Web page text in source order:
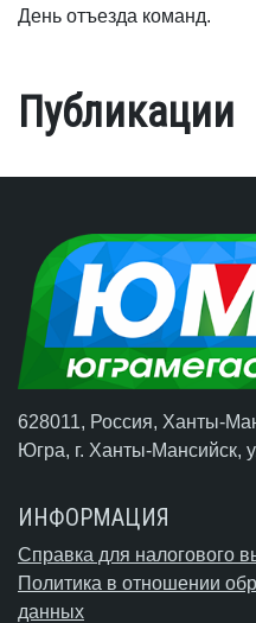
День отъезда команд.
Публикации
628011, Россия, Ханты-
Югра, г. Ханты-Мансийск,
ИНФОРМАЦИЯ
Справка для налогового
Политика в отношении
данных